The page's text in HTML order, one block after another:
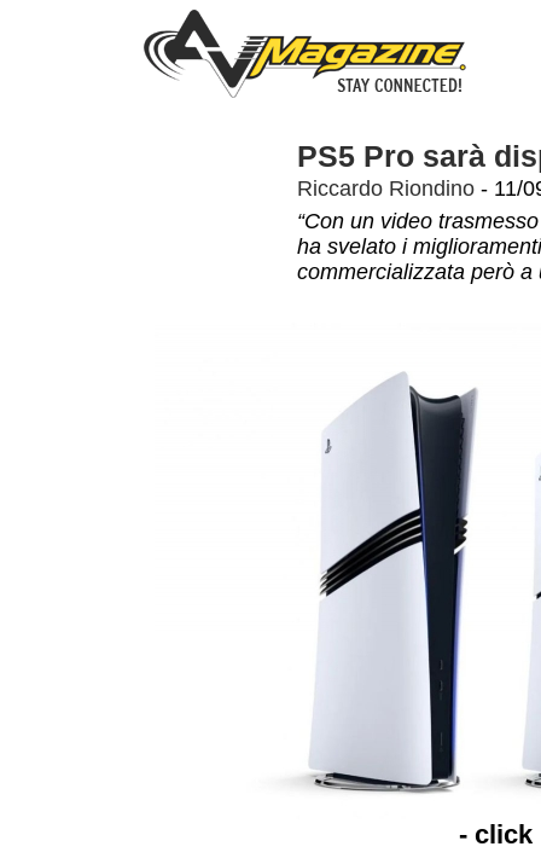
PS5 Pro sarà
Riccardo Riondino- 11/
“Con un video
ha svelato i
commercializzata però a
- click